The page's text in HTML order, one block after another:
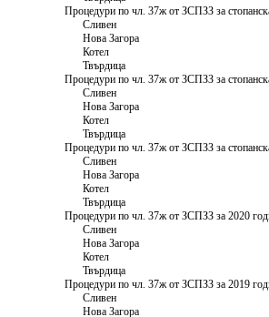
Процедури по чл. 37ж от ЗСПЗЗ за
Сливен
Нова Загора
Котел
Твърдица
Процедури по чл. 37ж от ЗСПЗЗ за
Сливен
Нова Загора
Котел
Твърдица
Процедури по чл. 37ж от ЗСПЗЗ за
Сливен
Нова Загора
Котел
Твърдица
Процедури по чл. 37ж от ЗСПЗЗ за 2020
Сливен
Нова Загора
Котел
Твърдица
Процедури по чл. 37ж от ЗСПЗЗ за 2019
Сливен
Нова Загора